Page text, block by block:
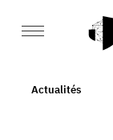
Actualités